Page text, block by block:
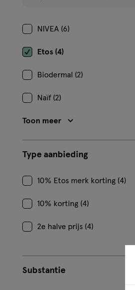
NIVEA (6)
Etos (4)
Biodermal (2)
Naïf (2)
Toon meer
Type aanbieding
10% Etos merk korting (4)
10% korting (4)
2e halve prijs (4)
Substantie